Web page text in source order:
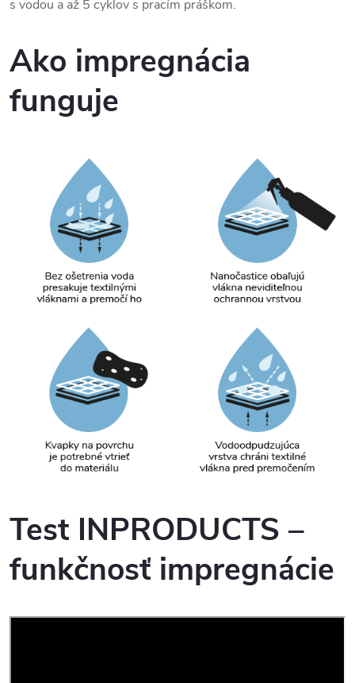
s vodou a až 5 cyklov s pracím práškom.
Ako impregnácia
funguje
Test INPRODUCTS –
funkčnosť impregnácie